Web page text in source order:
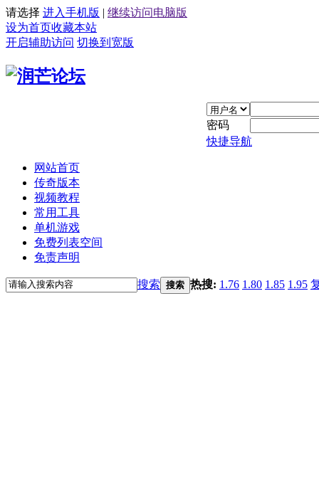
请选择 进入手机版 | 继续访问电脑版
设为首页收藏本站
开启辅助访问 切换到宽版
密码
快捷导航
网站首页
传奇版本
视频教程
常用工具
单机游戏
免费列表空间
免责声明
搜索 搜索 热搜: 1.76 1.80 1.85 1.95